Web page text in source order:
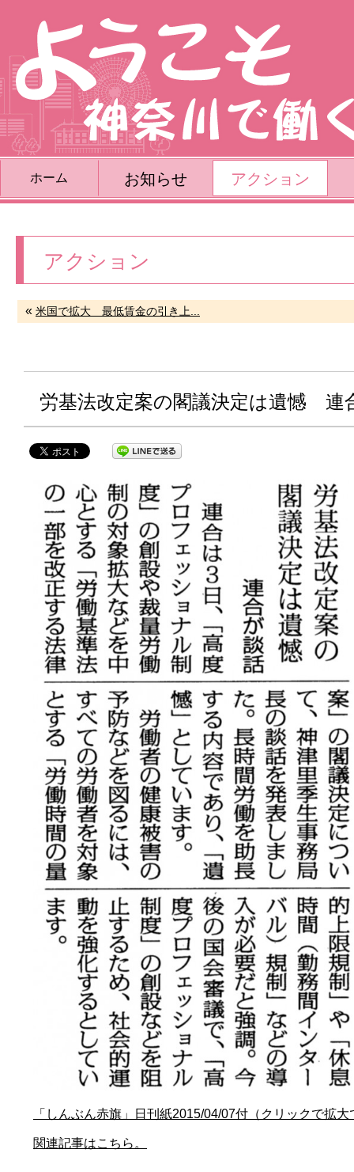
ホーム お知らせ アクション
アクション
« 米国で拡大 最低賃金の引き上...
労基法改定案の閣議決定は遺憾 連
「しんぶん赤旗」日刊紙2015/04/07付（クリックで拡
関連記事はこちら。